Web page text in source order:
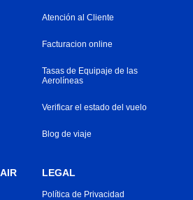
Atención al Cliente
Facturacion online
Tasas de Equipaje de las
Aerolíneas
Verificar el estado del vuelo
Blog de viaje
LEGAL
Política de Privacidad